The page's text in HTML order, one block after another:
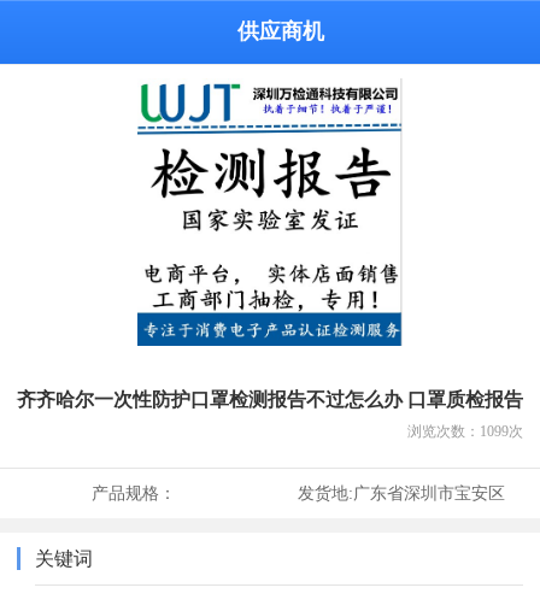
供应商机
齐齐哈尔一次性防护口罩检测报告不过怎么办 口罩质检报告
浏览次数： 1099次
产品规格： 发货地:广东省深圳市宝安区
关键词